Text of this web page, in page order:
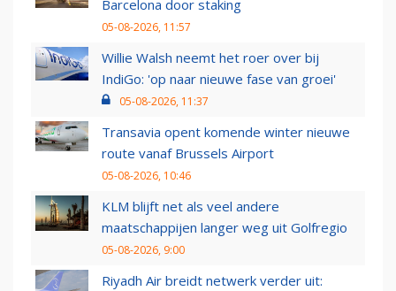
Barcelona door staking
05-08-2026, 11:57
Willie Walsh neemt het roer over bij
IndiGo: 'op naar nieuwe fase van groei'
05-08-2026, 11:37
Transavia opent komende winter nieuwe
route vanaf Brussels Airport
05-08-2026, 10:46
KLM blijft net als veel andere
maatschappijen langer weg uit Golfregio
05-08-2026, 9:00
Riyadh Air breidt netwerk verder uit: